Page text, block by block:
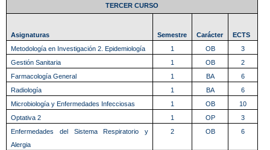
TERCER CURSO
Asignaturas Semestre Carácter
ECTS
Metodología en Investigación 2. Epidemiología
1 OB
3
Gestión Sanitaria
1 OB
2
Farmacología General
1 BA
6
Radiología
1 BA
6
Microbiología y Enfermedades Infecciosas
1 OB
10
Optativa 2
1 OP
3
Enfermedades del Sistema Respiratorio y
Alergia
2 OB 6